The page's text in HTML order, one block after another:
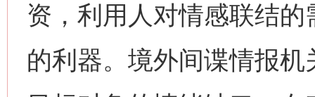
资，利用人对情感联结的
的利器。境外间谍情报机